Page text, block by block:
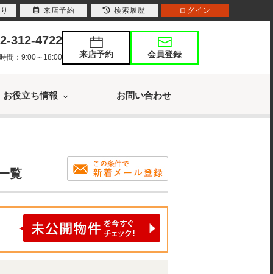
312-4722
間：9:00～18:00 来店予約 会員登録
お役立ち情報 お問い合わせ
覧
来店予約 検索履歴 ログイン